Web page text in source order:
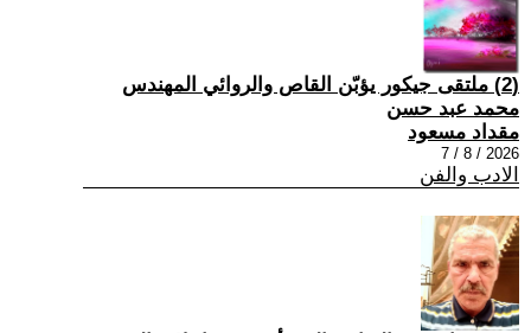
(2) ملتقى جيكور يؤبّن القاص والروائي المهندس
محمد عبد حسن
مقداد مسعود
2026 / 8 / 7
الادب والفن